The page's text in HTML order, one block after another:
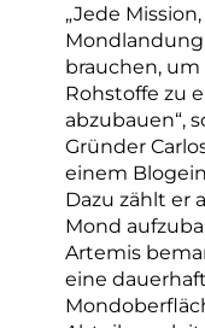
„Jede
brauchen,
Rohstoffe zu
abzubauen“,
Gründer
einem
Dazu zählt er
Mond
Artemis
eine